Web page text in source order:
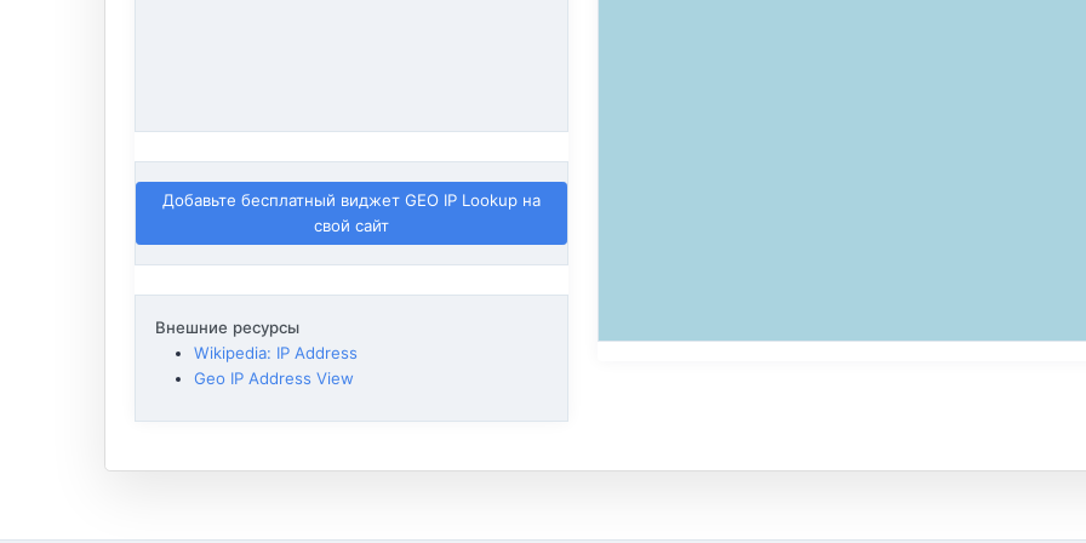
Добавьте бесплатный виджет GEO IP Lookup на
свой сайт
Внешние ресурсы
Wikipedia: IP Address
Geo IP Address View